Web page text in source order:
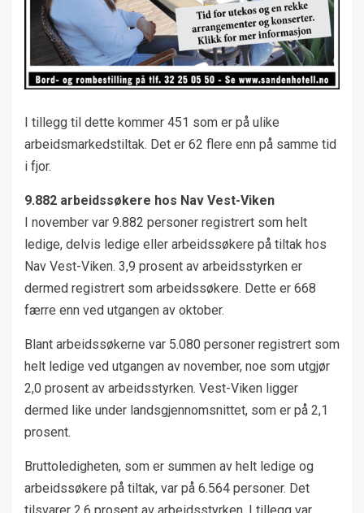
I tillegg til dette kommer 451 som er på ulike
arbeidsmarkedstiltak. Det er 62 flere enn på samme tid
i fjor.
9.882 arbeidssøkere hos Nav Vest-Viken
I november var 9.882 personer registrert som helt
ledige, delvis ledige eller arbeidssøkere på tiltak hos
Nav Vest-Viken. 3,9 prosent av arbeidsstyrken er
dermed registrert som arbeidssøkere. Dette er 668
færre enn ved utgangen av oktober.
Blant arbeidssøkerne var 5.080 personer registrert som
helt ledige ved utgangen av november, noe som utgjør
2,0 prosent av arbeidsstyrken. Vest-Viken ligger
dermed like under landsgjennomsnittet, som er på 2,1
prosent.
Bruttoledigheten, som er summen av helt ledige og
arbeidssøkere på tiltak, var på 6.564 personer. Det